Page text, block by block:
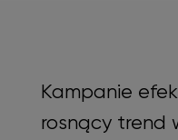
Kampanie
rosnący trend